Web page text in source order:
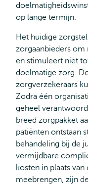
op lange termijn.
Het huidige
zorgaanbieders om
en stimuleert niet
doelmatige zorg.
zorgverzekeraars
Zodra één
geheel
breed zorgpakket
patiënten ontstaan
behandeling bij de
vermijdbare
kosten in plaats
meebrengen, zijn